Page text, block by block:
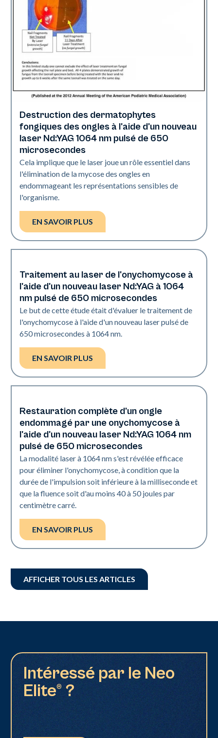
Ongles
Destruction des dermatophytes
fongiques des ongles à l'aide d'un nouveau
laser Nd:YAG 1064 nm pulsé de 650
microsecondes
Cela implique que le laser joue un rôle essentiel dans
l'élimination de la mycose des ongles en
endommageant les représentations sensibles de
l'organisme.
EN SAVOIR PLUS
Ongles
Traitement au laser de l'onychomycose à
l'aide d'un nouveau laser Nd:YAG à 1064
nm pulsé de 650 microsecondes
Le but de cette étude était d'évaluer le traitement de
l'onychomycose à l'aide d'un nouveau laser pulsé de
650 microsecondes à 1064 nm.
EN SAVOIR PLUS
Ongles
Restauration complète d'un ongle
endommagé par une onychomycose à
l'aide d'un nouveau laser Nd:YAG 1064 nm
pulsé de 650 microsecondes
La modalité laser à 1064 nm s'est révélée efficace
pour éliminer l'onychomycose, à condition que la
durée de l'impulsion soit inférieure à la milliseconde et
que la fluence soit d'au moins 40 à 50 joules par
centimètre carré.
EN SAVOIR PLUS
AFFICHER TOUS LES ARTICLES
Intéressé par le Neo
Elite® ?